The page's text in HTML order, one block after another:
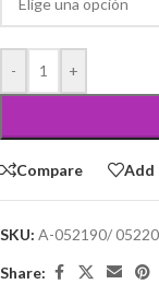
- +
Compare Add
SKU: A-052190/
Share: